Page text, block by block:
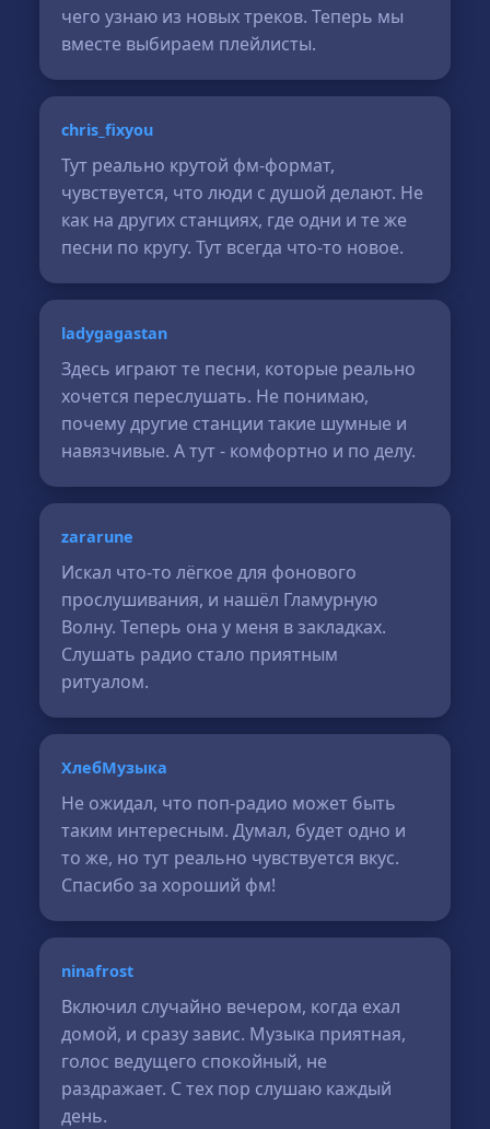
чего узнаю из новых треков. Теперь мы
вместе выбираем плейлисты.
chris_fixyou
Тут реально крутой фм-формат,
чувствуется, что люди с душой делают. Не
как на других станциях, где одни и те же
песни по кругу. Тут всегда что-то новое.
ladygagastan
Здесь играют те песни, которые реально
хочется переслушать. Не понимаю,
почему другие станции такие шумные и
навязчивые. А тут - комфортно и по делу.
zararune
Искал что-то лёгкое для фонового
прослушивания, и нашёл Гламурную
Волну. Теперь она у меня в закладках.
Слушать радио стало приятным
ритуалом.
ХлебМузыка
Не ожидал, что поп-радио может быть
таким интересным. Думал, будет одно и
то же, но тут реально чувствуется вкус.
Спасибо за хороший фм!
ninafrost
Включил случайно вечером, когда ехал
домой, и сразу завис. Музыка приятная,
голос ведущего спокойный, не
раздражает. С тех пор слушаю каждый
день.